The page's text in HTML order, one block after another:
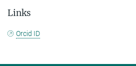
Links
Orcid ID